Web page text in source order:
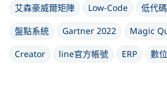
艾森豪威爾矩陣
Low-Code 低代碼
盤點系統
Gartner 2022 Magic
Creator
line官方帳號 ERP 數位